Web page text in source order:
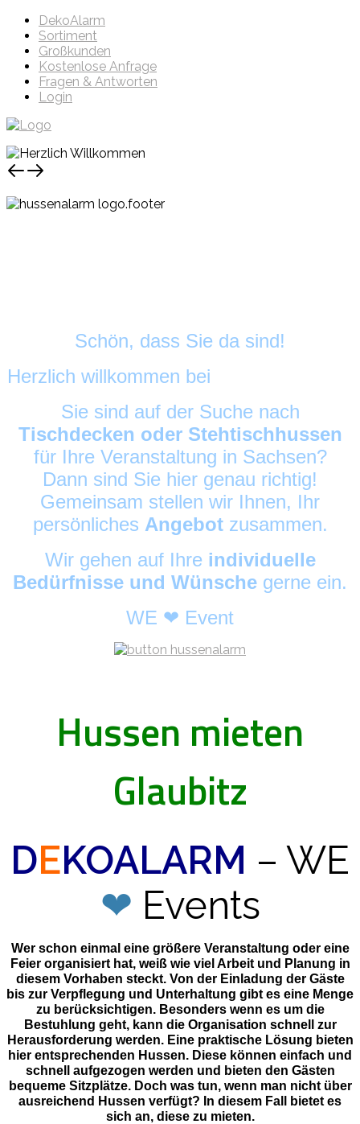
DekoAlarm
Sortiment
Großkunden
Kostenlose Anfrage
Fragen & Antworten
Login
Schön, dass Sie da sind!
Herzlich willkommen bei
Sie sind auf der Suche nach
Tischdecken oder Stehtischhussen
für Ihre Veranstaltung in Sachsen?
Dann sind Sie hier genau richtig!
Gemeinsam stellen wir Ihnen, Ihr
persönliches Angebot zusammen.
Wir gehen auf Ihre individuelle
Bedürfnisse und Wünsche gerne ein.
WE ❤ Event
Hussen mieten
Glaubitz
DEKOALARM – WE
❤ Events
Wer schon einmal eine größere Veranstaltung oder eine
Feier organisiert hat, weiß wie viel Arbeit und Planung in
diesem Vorhaben steckt. Von der Einladung der Gäste
bis zur Verpflegung und Unterhaltung gibt es eine Menge
zu berücksichtigen. Besonders wenn es um die
Bestuhlung geht, kann die Organisation schnell zur
Herausforderung werden. Eine praktische Lösung bieten
hier entsprechenden Hussen. Diese können einfach und
schnell aufgezogen werden und bieten den Gästen
bequeme Sitzplätze. Doch was tun, wenn man nicht über
ausreichend Hussen verfügt? In diesem Fall bietet es
sich an, diese zu mieten.